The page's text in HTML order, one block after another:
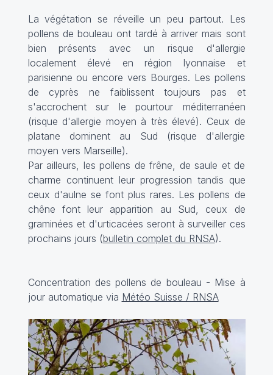
La végétation se réveille un peu partout. Les
pollens de bouleau ont tardé à arriver mais sont
bien présents avec un risque d'allergie
localement élevé en région lyonnaise et
parisienne ou encore vers Bourges. Les pollens
de cyprès ne faiblissent toujours pas et
s'accrochent sur le pourtour méditerranéen
(risque d'allergie moyen à très élevé). Ceux de
platane dominent au Sud (risque d'allergie
moyen vers Marseille).
Par ailleurs, les pollens de frêne, de saule et de
charme continuent leur progression tandis que
ceux d'aulne se font plus rares. Les pollens de
chêne font leur apparition au Sud, ceux de
graminées et d'urticacées seront à surveiller ces
prochains jours (bulletin complet du RNSA).
Concentration des pollens de bouleau - Mise à
jour automatique via Météo Suisse / RNSA